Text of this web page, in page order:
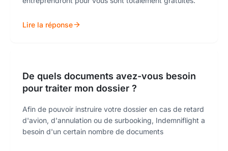
Lire la réponse
De quels documents avez-vous besoin
pour traiter mon dossier ?
Afin de pouvoir instruire votre dossier en cas de retard
d'avion, d'annulation ou de surbooking, Indemniflight a
besoin d'un certain nombre de documents